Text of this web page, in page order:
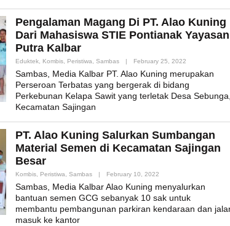
Pengalaman Magang Di PT. Alao Kuning
Dari Mahasiswa STIE Pontianak Yayasan
Putra Kalbar
Eduktek, Kombis, Peristiwa, Sambas | February 25, 2022
Sambas, Media Kalbar PT. Alao Kuning merupakan
Perseroan Terbatas yang bergerak di bidang
Perkebunan Kelapa Sawit yang terletak Desa
Kecamatan Sajingan
PT. Alao Kuning Salurkan Sumbangan
Material Semen di Kecamatan Sajingan
Besar
Kombis, Peristiwa, Sambas | February 10, 2022
Sambas, Media Kalbar Alao Kuning menyalurkan
bantuan semen GCG sebanyak 10 sak untuk
membantu pembangunan parkiran kendaraan dan
masuk ke kantor